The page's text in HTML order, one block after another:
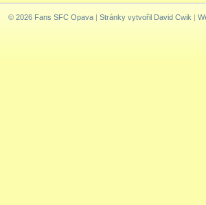
© 2026 Fans SFC Opava | Stránky vytvořil David Cwik |